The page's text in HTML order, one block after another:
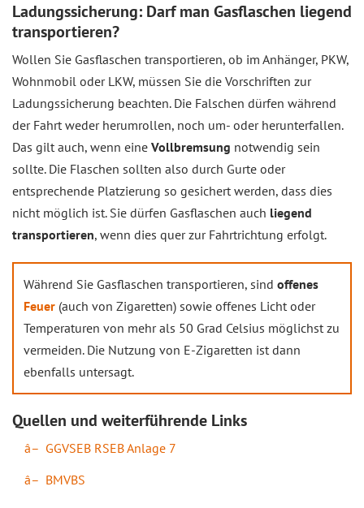
Ladungssicherung: Darf man Gasflaschen liegend
transportieren?
Wollen Sie Gasflaschen transportieren, ob im Anhänger, PKW,
Wohnmobil oder LKW, müssen Sie die Vorschriften zur
Ladungssicherung beachten. Die Falschen dürfen während
der Fahrt weder herumrollen, noch um- oder herunterfallen.
Das gilt auch, wenn eine Vollbremsung notwendig sein
sollte. Die Flaschen sollten also durch Gurte oder
entsprechende Platzierung so gesichert werden, dass dies
nicht möglich ist. Sie dürfen Gasflaschen auch liegend
transportieren, wenn dies quer zur Fahrtrichtung erfolgt.
Während Sie Gasflaschen transportieren, sind offenes
Feuer (auch von Zigaretten) sowie offenes Licht oder
Temperaturen von mehr als 50 Grad Celsius möglichst zu
vermeiden. Die Nutzung von E-Zigaretten ist dann
ebenfalls untersagt.
Quellen und weiterführende Links
GGVSEB RSEB Anlage 7
BMVBS